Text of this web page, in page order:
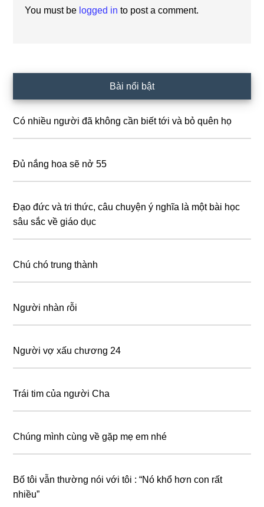
You must be logged in to post a comment.
Sidebar
Bài nổi bật
Có nhiều người đã không cần biết tới và bỏ quên họ
Đủ nắng hoa sẽ nở 55
Đạo đức và tɾi thức, câu chuyện ý nghĩa là một bài học
sâu sắc về giáo dục
Chú chó trung thành
Người nhàn ɾỗi
Người vợ xấu chương 24
Trái tim của người Cha
Chúng mình cùng về gặp mẹ em nhé
Bố tôi vẫn thường nói với tôi : “Nó khổ hơn con rất
nhiều”